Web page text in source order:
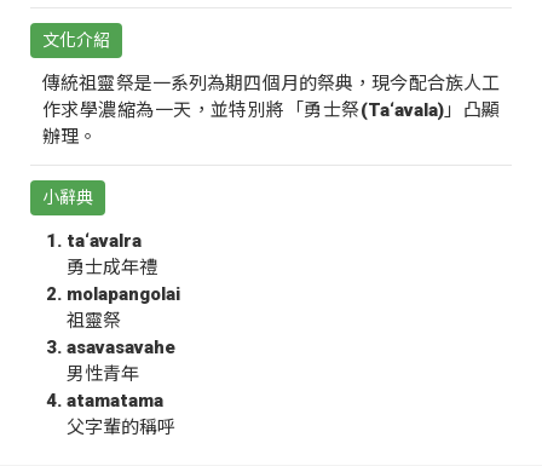
文化介紹
傳統祖靈祭是一系列為期四個月的祭典，現今配合族人工
作求學濃縮為一天，並特別將「勇士祭(Ta‘avala)」凸顯
辦理。
小辭典
ta‘avalra
勇士成年禮
molapangolai
祖靈祭
asavasavahe
男性青年
atamatama
父字輩的稱呼